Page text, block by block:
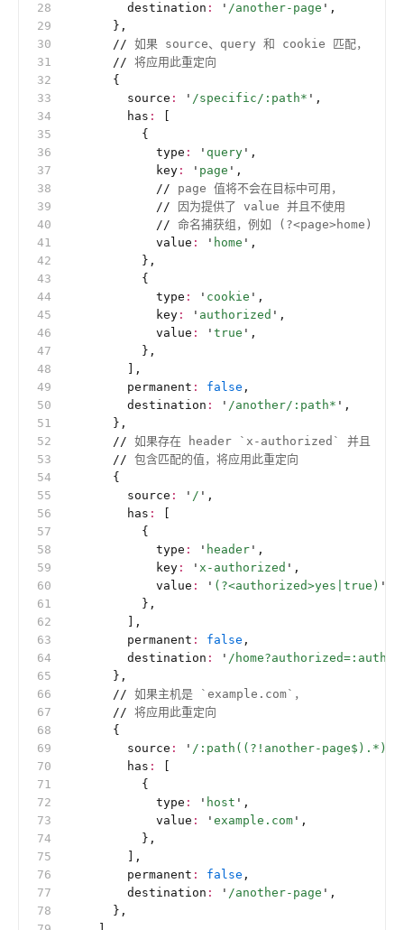
        destination
: ' /another-page ' ,
      },
      //
如果 source、query 和 cookie 匹配，
      //
将应用此重定向
      {
        source
: ' /specific/:path* ' ,
        has
:
          {
            type
: ' query ' ,
            key
: ' page ' ,
            //
page 值将不会在目标中可用，
            //
因为提供了 value 并且不使用
            //
命名捕获组，例如 (?<page>home)
            value
: ' home ' ,
          },
          {
            type
: ' cookie ' ,
            key
: ' authorized ' ,
            value
: ' true ' ,
          },
        ],
        permanent
: false ,
        destination
: ' /another/:path* ' ,
      },
      //
如果存在 header `x-authorized` 并且
      //
包含匹配的值，将应用此重定向
      {
        source
: ' / ' ,
        has
:
          {
            type
: ' header ' ,
            key
: ' x-authorized ' ,
            value
: ' (?<authorized>yes|true) '
          },
        ],
        permanent
: false ,
        destination
: ' /
      },
      //
如果主机是 `example.com`，
      //
将应用此重定向
      {
        source
: ' /:path((?!another-page$).*)
        has
:
          {
            type
: ' host ' ,
            value
: ' example.com ' ,
          },
        ],
        permanent
: false ,
        destination
: ' /another-page ' ,
      },